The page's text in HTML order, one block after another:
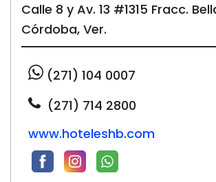
Calle 8 y Av. 13 #1315 Fracc.
Córdoba, Ver.
(271) 104 0007
(271) 714 2800
www.hoteleshb.com